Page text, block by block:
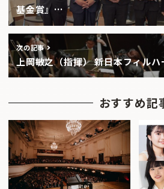
基金賞』…
次の記事
上岡敏之（指揮） 新日本フィル
おすすめ記